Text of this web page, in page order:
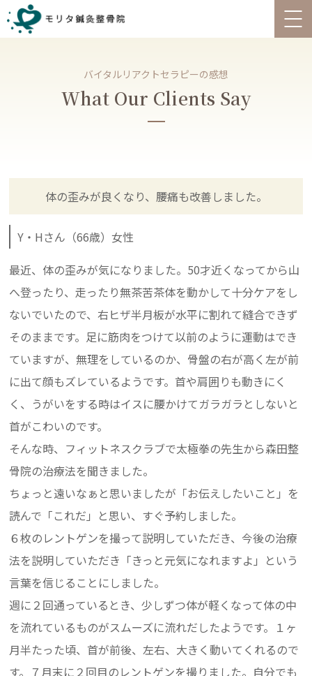
バイタルリアクトセラピーの感想
What Our Clients Say
体の歪みが良くなり、腰痛も改善しました。
Y・Hさん（66歳）女性
最近、体の歪みが気になりました。50才近くなってから山
へ登ったり、走ったり無茶苦茶体を動かして十分ケアをし
ないでいたので、右ヒザ半月板が水平に割れて縫合できず
そのままです。足に筋肉をつけて以前のように運動はでき
ていますが、無理をしているのか、骨盤の右が高く左が前
に出て顔もズレているようです。首や肩囲りも動きにく
く、うがいをする時はイスに腰かけてガラガラとしないと
首がこわいのです。
そんな時、フィットネスクラブで太極拳の先生から森田整
骨院の治療法を聞きました。
ちょっと遠いなぁと思いましたが「お伝えしたいこと」を
読んで「これだ」と思い、すぐ予約しました。
６枚のレントゲンを撮って説明していただき、今後の治療
法を説明していただき「きっと元気になれますよ」という
言葉を信じることにしました。
週に２回通っているとき、少しずつ体が軽くなって体の中
を流れているものがスムーズに流れだしたようです。１ヶ
月半たった頃、首が前後、左右、大きく動いてくれるので
す。７月末に２回目のレントゲンを撮りました。自分でも